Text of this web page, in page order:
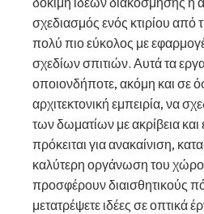
σχεδιασμός ενός κτιρίου από
πολύ πιο εύκολος με
σχεδίων σπιτιών. Αυτά τα
οποιονδήποτε, ακόμη και σε
αρχιτεκτονική εμπειρία, να
των δωματίων με ακρίβεια και
πρόκειται για ανακαίνιση,
καλύτερη οργάνωση του
προσφέρουν διαισθητικούς
μετατρέψετε ιδέες σε οπτικά